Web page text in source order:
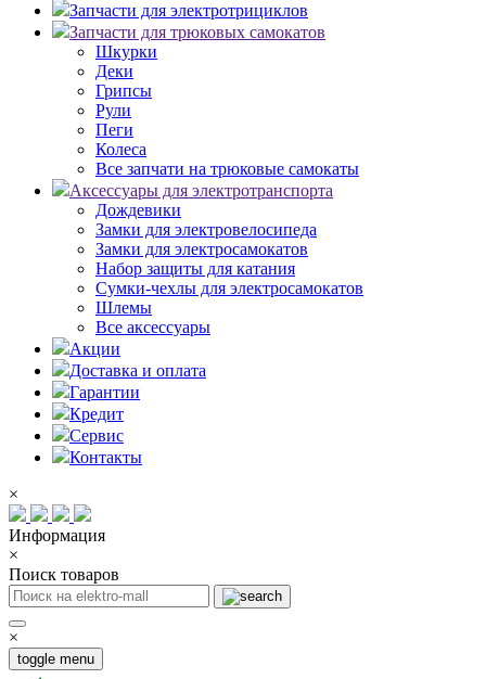
Запчасти для электротрициклов
Запчасти для трюковых самокатов
Шкурки
Деки
Грипсы
Рули
Пеги
Колеса
Все запчати на трюковые самокаты
Аксессуары для электротранспорта
Дождевики
Замки для электровелосипеда
Замки для электросамокатов
Набор защиты для катания
Сумки-чехлы для электросамокатов
Шлемы
Все аксессуары
Акции
Доставка и оплата
Гарантии
Кредит
Сервис
Контакты
×
Информация
×
Поиск товаров
×
toggle menu